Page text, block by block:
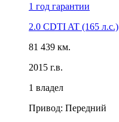
1 год гарантии
2.0 CDTI AT (165 л.с.)
81 439 км.
2015 г.в.
1 владел
Привод: Передний